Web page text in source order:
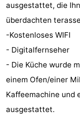
Bos
en
Duin
Zimmer
(mit
Frühstück)
Lastminutes
Strand
Sehen
&
-
ausgestattet, die
überdachten
-Kostenloses WIFI
- Digitalfernseher
- Die Küche wurde
einem Ofen/einer
Kaffeemachine und
ausgestattet.